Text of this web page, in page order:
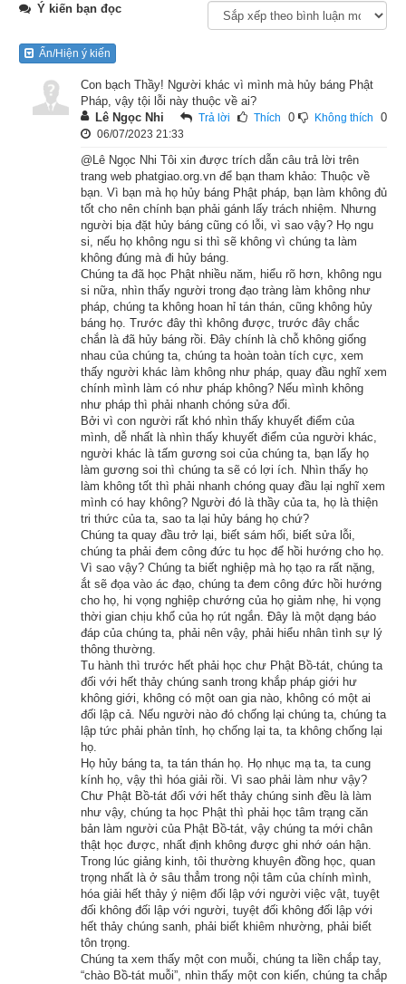
Lúc ấy, Phật ở gần thành Xá-vệ, trong vườn Kỳ thọ Cấp Cô
Độc. Khi chưa gặp Phật, vua Ba-tư-nặc theo ngoại đạo,
thường cúng dường và nguyện vái các vị thiên thần ngoại
đạo. Đến khi Phật thành chánh giác, muốn hóa độ vua Ba-tư-
nặc nên mới đáp y mang bát đến chỗ vua mà khất thực. Vua
nghe biết Phật đi đến, liền ra nghinh đón, thấy Phật oai nghi
rực rỡ, hào quang rạng chiếu, lòng sinh ra hoan hỷ, khoái lạc
vô cùng, liền thỉnh Phật ngồi, rồi sai người bày biện đủ các thứ
món ngon vật lạ mà cúng dường Phật. Phật thọ lễ cúng
dường xong liền vì vua Ba-tư-nặc mà thuyết pháp, khiến vua
sinh tâm tín phục, kính ngưỡng Phật pháp mà lìa bỏ việc thờ
cúng ngoại đạo thiên thần. Từ đó về sau, vua hết lòng mộ đạo,
mỗi ngày lễ Phật đến ba lần.
Một hôm, người giữ vườn cho vua cắt được một cành hoa
đẹp trong vườn, liền mang ra phố. Một người ngoại đạo trông
thấy, hỏi rằng: “Này ông, ông bán cành hoa ấy không?” Người
làm vườn đáp: “Bán!” Người kia liền bước tới trả giá định
mua. Bỗng có ông trưởng giả Tu-đạt đến, cũng muốn mua nên
trả giá cao lên gấp đôi. Người ngoại đạo không chịu thua, cũng
tăng giá lên nữa. Hai người đều quyết lòng mua cho được
cành hoa, nên trả giá dần lên tới một trăm ngàn lượng vàng.
Người làm vườn khi ấy tự nghĩ rằng: “Ông Trưởng giả Tu-đạt
đây không phải là người nông nổi. Nay ông ấy quyết lòng mua
như vậy, chắc là có duyên cớ chi đây.” Nghĩ như vậy rồi, liền
mới hỏi người ngoại đạo rằng: “Tại sao ông trả giá cao đến
như vậy?” Người kia đáp: “Tôi quyết mua đặng dâng cho thần
Na-la-diên.” Lại quay sang hỏi ông trưởng giả Tu-đạt, ông nói:
“Tôi quyết mua để cúng dường Phật.”
Người làm vườn nghe vậy hỏi: “Phật là ai vậy?” Ông trưởng
giả Tu-đạt liền giảng nói tường tận công đức của đức Phật
Thế Tôn. Người làm vườn nghe rồi liền phát nguyện rằng:
“Dẫu trăm ngàn lượng vàng, nay tôi cũng quyết không bán
nữa, chỉ để tự mình mang đến cúng dường Phật.” Ông Tu-đạt
nghe vậy thì vui mừng khôn xiết, liền đưa người làm vườn
đến chỗ tinh xá của Phật.
Người giữ vườn nhìn thấy Đức Thế Tôn trang nghiêm rực rỡ
với ba mươi hai tướng tốt, tám mươi vẻ đẹp, hào quang sáng
ngời, liền dâng cành hoa lên trước Phật để cúng dường. Nhờ
sức thần của Phật, cành hoa liền hóa thành một lọng hoa lớn
Ý kiến bạn đọc
Ẩn/Hiện ý kiến
Con bạch Thầy! Người khác vì mình mà hủy báng Phật
Pháp, vậy tội lỗi này thuộc về ai?
Lê Ngọc Nhi
Trả lời Thích 0 Không thích 0
06/07/2023 21:33
@Lê Ngọc Nhi Tôi xin được trích dẫn câu trả lời trên
trang web phatgiao.org.vn để bạn tham khảo: Thuộc về
bạn. Vì bạn mà họ hủy báng Phật pháp, bạn làm không đủ
tốt cho nên chính bạn phải gánh lấy trách nhiệm. Nhưng
người bịa đặt hủy báng cũng có lỗi, vì sao vậy? Họ ngu
si, nếu họ không ngu si thì sẽ không vì chúng ta làm
không đúng mà đi hủy báng.
Chúng ta đã học Phật nhiều năm, hiểu rõ hơn, không ngu
si nữa, nhìn thấy người trong đạo tràng làm không như
pháp, chúng ta không hoan hỉ tán thán, cũng không hủy
báng họ. Trước đây thì không được, trước đây chắc
chắn là đã hủy báng rồi. Đây chính là chỗ không giống
nhau của chúng ta, chúng ta hoàn toàn tích cực, xem
thấy người khác làm không như pháp, quay đầu nghĩ xem
chính mình làm có như pháp không? Nếu mình không
như pháp thì phải nhanh chóng sửa đổi.
Bởi vì con người rất khó nhìn thấy khuyết điểm của
mình, dễ nhất là nhìn thấy khuyết điểm của người khác,
người khác là tấm gương soi của chúng ta, bạn lấy họ
làm gương soi thì chúng ta sẽ có lợi ích. Nhìn thấy họ
làm không tốt thì phải nhanh chóng quay đầu lại nghĩ xem
mình có hay không? Người đó là thầy của ta, họ là thiện
tri thức của ta, sao ta lại hủy báng họ chứ?
Chúng ta quay đầu trở lại, biết sám hối, biết sửa lỗi,
chúng ta phải đem công đức tu học để hồi hướng cho họ.
Vì sao vậy? Chúng ta biết nghiệp mà họ tạo ra rất nặng,
ắt sẽ đọa vào ác đạo, chúng ta đem công đức hồi hướng
cho họ, hi vọng nghiệp chướng của họ giảm nhẹ, hi vọng
thời gian chịu khổ của họ rút ngắn. Đây là một dạng báo
đáp của chúng ta, phải nên vậy, phải hiểu nhân tình sự lý
thông thường.
Tu hành thì trước hết phải học chư Phật Bồ-tát, chúng ta
đối với hết thảy chúng sanh trong khắp pháp giới hư
không giới, không có một oan gia nào, không có một ai
đối lập cả. Nếu người nào đó chống lại chúng ta, chúng ta
lập tức phải phản tỉnh, họ chống lại ta, ta không chống lại
họ.
Họ hủy báng ta, ta tán thán họ. Họ nhục mạ ta, ta cung
kính họ, vậy thì hóa giải rồi. Vì sao phải làm như vậy?
Chư Phật Bồ-tát đối với hết thảy chúng sinh đều là làm
như vậy, chúng ta học Phật thì phải học tâm trạng căn
bản làm người của Phật Bồ-tát, vậy chúng ta mới chân
thật học được, nhất định không được ghi nhớ oán hận.
Trong lúc giảng kinh, tôi thường khuyên đồng học, quan
trọng nhất là ở sâu thẳm trong nội tâm của chính mình,
hóa giải hết thảy ý niệm đối lập với người việc vật, tuyệt
đối không đối lập với người, tuyệt đối không đối lập với
hết thảy chúng sanh, phải biết khiêm nhường, phải biết
tôn trọng.
Chúng ta xem thấy một con muỗi, chúng ta liền chắp tay,
“chào Bồ-tát muỗi”, nhìn thấy một con kiến, chúng ta chắp